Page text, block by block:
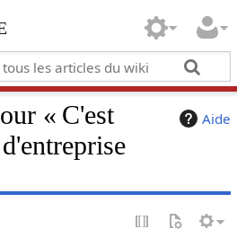
Aide
« C'est